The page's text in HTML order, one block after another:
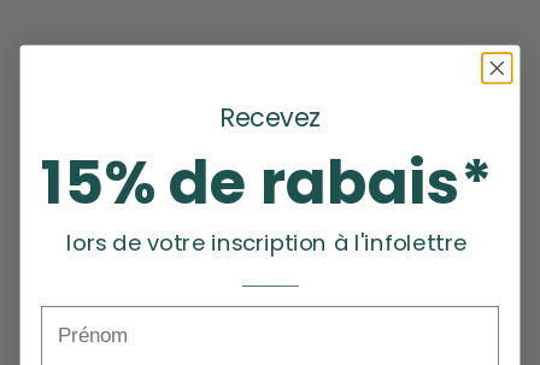
Recevez
15% de rabais*
lors de votre inscription à l'infolettre